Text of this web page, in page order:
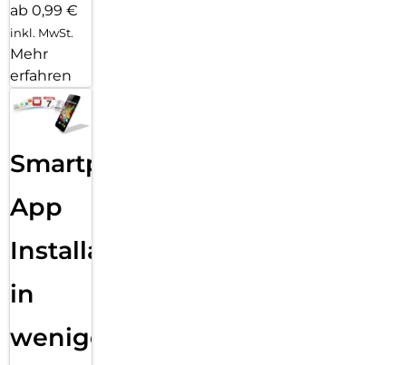
ab 0,99 €
inkl. MwSt.
Mehr
erfahren
Smartphone
App
Installation
in
wenigen